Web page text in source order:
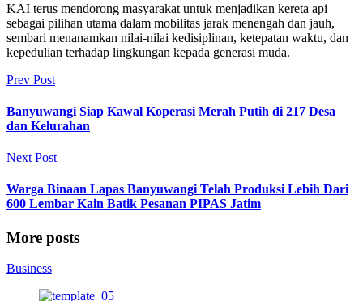
KAI terus mendorong masyarakat untuk menjadikan kereta api
sebagai pilihan utama dalam mobilitas jarak menengah dan jauh,
sembari menanamkan nilai-nilai kedisiplinan, ketepatan waktu, dan
kepedulian terhadap lingkungan kepada generasi muda.
Prev Post
Banyuwangi Siap Kawal Koperasi Merah Putih di 217 Desa
dan Kelurahan
Next Post
Warga Binaan Lapas Banyuwangi Telah Produksi Lebih Dari
600 Lembar Kain Batik Pesanan PIPAS Jatim
More posts
Business